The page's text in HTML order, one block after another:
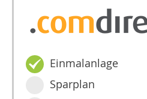
Einmalanlage
Sparplan